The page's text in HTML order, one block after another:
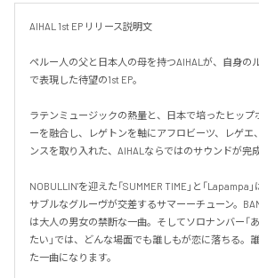
AIHAL 1st EP リリース説明文
ペルー人の父と日本人の母を持つAIHALが、自身の
で表現した待望の1st EP。
ラテンミュージックの熱量と、日本で培ったヒップ
ーを融合し、レゲトンを軸にアフロビーツ、レゲエ
ンスを取り入れた、AIHALならではのサウンドが完
NOBULLIN'を迎えた「SUMMER TIME」と「Lapampa
サブルなグルーヴが交差するサマーーチューン。
は大人の男女の禁断な一曲。そしてソロナンバー「
たい」では、どんな場面でも誰しもが恋に落ちる。
た一曲になります。